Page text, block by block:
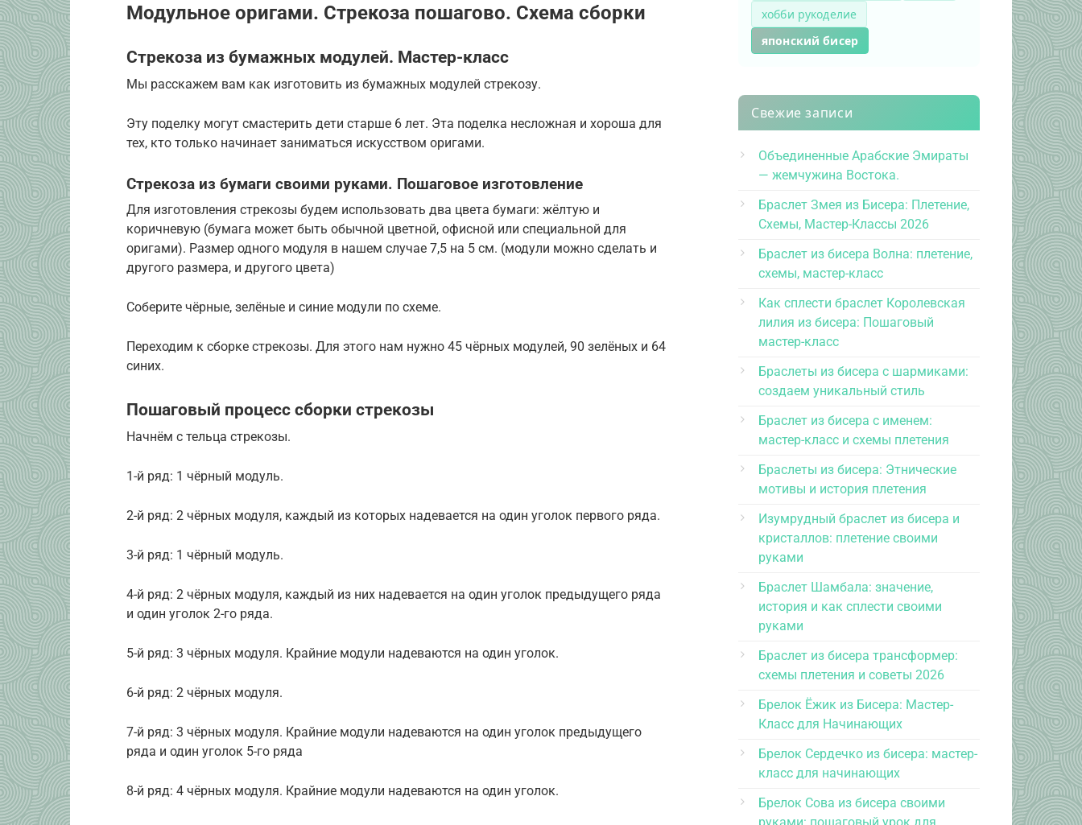
Модульное оригами. Стрекоза пошагово. Схема сборки
Стрекоза из бумажных модулей. Мастер-класс
Мы расскажем вам как изготовить из бумажных модулей стрекозу.
Эту поделку могут смастерить дети старше 6 лет. Эта поделка несложная и хороша для
тех, кто только начинает заниматься искусством оригами.
Стрекоза из бумаги своими руками. Пошаговое изготовление
Для изготовления стрекозы будем использовать два цвета бумаги: жёлтую и
коричневую (бумага может быть обычной цветной, офисной или специальной для
оригами). Размер одного модуля в нашем случае 7,5 на 5 см. (модули можно сделать и
другого размера, и другого цвета)
Соберите чёрные, зелёные и синие модули по схеме.
Переходим к сборке стрекозы. Для этого нам нужно 45 чёрных модулей, 90 зелёных и 64
синих.
Пошаговый процесс сборки стрекозы
Начнём с тельца стрекозы.
1-й ряд: 1 чёрный модуль.
2-й ряд: 2 чёрных модуля, каждый из которых надевается на один уголок первого ряда.
3-й ряд: 1 чёрный модуль.
4-й ряд: 2 чёрных модуля, каждый из них надевается на один уголок предыдущего ряда
и один уголок 2-го ряда.
5-й ряд: 3 чёрных модуля. Крайние модули надеваются на один уголок.
6-й ряд: 2 чёрных модуля.
7-й ряд: 3 чёрных модуля. Крайние модули надеваются на один уголок предыдущего
ряда и один уголок 5-го ряда
8-й ряд: 4 чёрных модуля. Крайние модули надеваются на один уголок.
хобби рукоделие
японский бисер
Свежие записи
Объединенные Арабские Эмираты
— жемчужина Востока.
Браслет Змея из Бисера: Плетение,
Схемы, Мастер-Классы 2026
Браслет из бисера Волна: плетение,
схемы, мастер-класс
Как сплести браслет Королевская
лилия из бисера: Пошаговый
мастер-класс
Браслеты из бисера с шармиками:
создаем уникальный стиль
Браслет из бисера с именем:
мастер-класс и схемы плетения
Браслеты из бисера: Этнические
мотивы и история плетения
Изумрудный браслет из бисера и
кристаллов: плетение своими
руками
Браслет Шамбала: значение,
история и как сплести своими
руками
Браслет из бисера трансформер:
схемы плетения и советы 2026
Брелок Ёжик из Бисера: Мастер-
Класс для Начинающих
Брелок Сердечко из бисера: мастер-
класс для начинающих
Брелок Сова из бисера своими